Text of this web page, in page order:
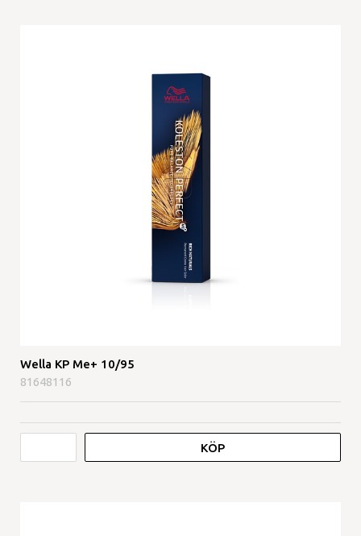
Wella KP Me+ 10/95
81648116
KÖP